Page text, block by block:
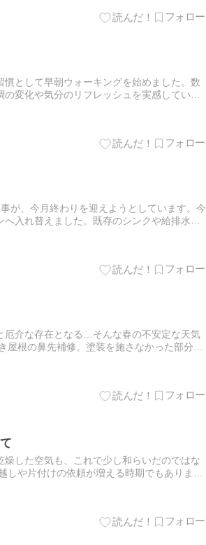
として早朝ウォーキングを始めました。数
変化や気分のリフレッシュを実感していま
が、今月終わりを迎えようとしています。今
入れ替えました。既存のシンクや給排水
厄介な存在となる…そんな春の不安定な天気
根の鼻先補修。塗装を施さなかった部分が
した空気も、これで少し和らいだのではな
しや片付けの依頼が増える時期でもありま